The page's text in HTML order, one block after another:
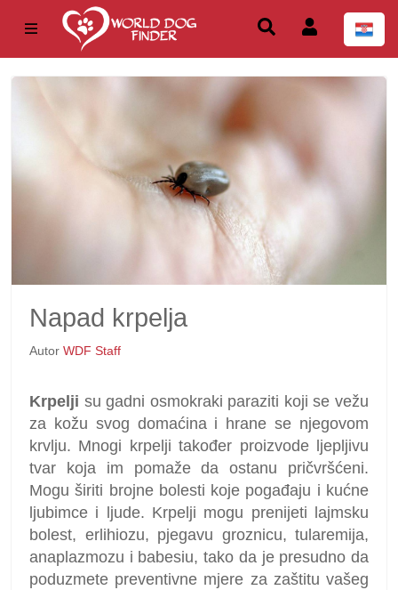
Napad krpelja
Autor WDF Staff
Krpelji su gadni osmokraki paraziti koji se vežu
za kožu svog domaćina i hrane se njegovom
krvlju. Mnogi krpelji također proizvode ljepljivu
tvar koja im pomaže da ostanu pričvršćeni.
Mogu širiti brojne bolesti koje pogađaju i kućne
ljubimce i ljude. Krpelji mogu prenijeti lajmsku
bolest, erlihiozu, pjegavu groznicu, tularemija,
anaplazmozu i babesiu, tako da je presudno da
poduzmete preventivne mjere za zaštitu vašeg